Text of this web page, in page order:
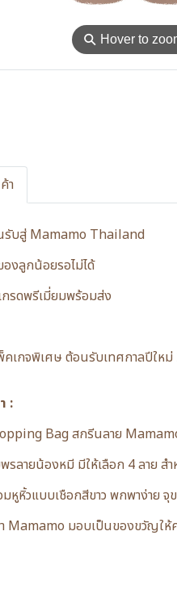
⚲ Hover to
า
รับสู่ Mamamo Thailand
งลูกน้อยรอไม่ได้
กรดพรีเมี่ยมพร้อมส่ง
เกจพิเศษ ต้อนรับเทศกาลปีใ
:
Bag สกรีนลาย
รลายน้องหมี มีให้เลือก 4 ลาย ส
หูหิ้วแบบเชือกสีขาว พกพาง่าย จุ
Mamamo มอบเป็นของขวัญใ